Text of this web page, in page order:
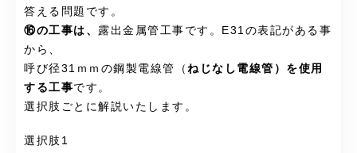
答える問題です。
⑯の工事は、 露出金属管工事です。E31の表記がある事
から、
呼び径31ｍｍの鋼製電線管（ ねじなし電線管）を使用
する工事です。
選択肢ごとに解説いたします。
選択肢1